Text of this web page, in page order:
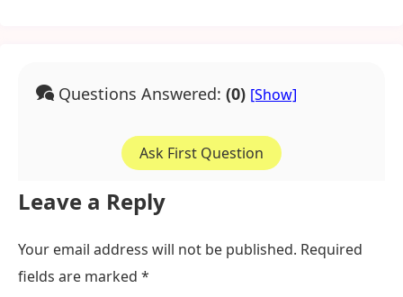
Questions Answered: (0)
Ask First Question
Leave a Reply
Your email address will not be published. Required
fields are marked *